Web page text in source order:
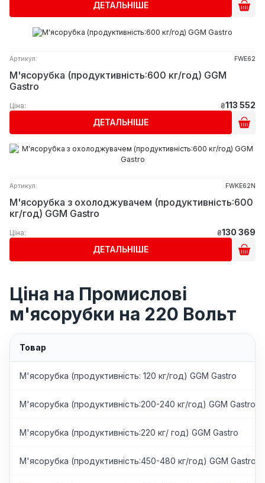
ДЕТАЛЬНІШЕ
Артикул: FWE62
М'ясорубка (продуктивність:600 кг/год) GGM
Gastro
Ціна: ₴113 552
ДЕТАЛЬНІШЕ
Артикул: FWKE62N
М'ясорубка з охолоджувачем (продуктивність:600
кг/год) GGM Gastro
Ціна: ₴130 369
ДЕТАЛЬНІШЕ
Ціна на Промислові
м'ясорубки на 220 Вольт
Товар
М'ясорубка (продуктивність: 120 кг/год) GGM Gastro
М'ясорубка (продуктивність:200-240 кг/год) GGM Gastro
М'ясорубка (продуктивність:220 кг/ год) GGM Gastro
М'ясорубка (продуктивність:450-480 кг/год) GGM Gastro